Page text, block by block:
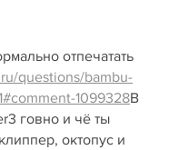
отпечатать
questions/bambu-
1099328В
говно и чё ты
октопус и